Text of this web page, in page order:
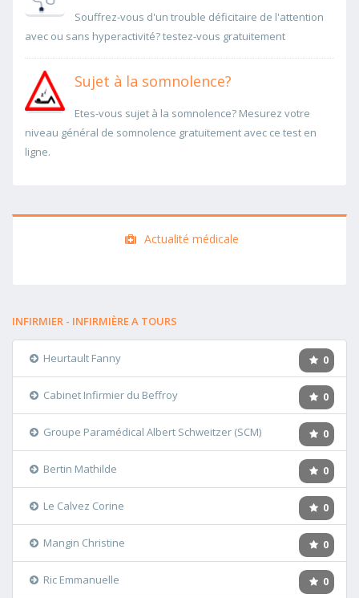
Souffrez-vous d'un trouble déficitaire de l'attention
avec ou sans hyperactivité? testez-vous gratuitement
Sujet à la somnolence?
Etes-vous sujet à la somnolence? Mesurez votre
niveau général de somnolence gratuitement avec ce test en
ligne.
Actualité médicale
INFIRMIER - INFIRMIÈRE A TOURS
0
Heurtault Fanny
0
Cabinet Infirmier du Beffroy
0
Groupe Paramédical Albert Schweitzer (SCM)
0
Bertin Mathilde
0
Le Calvez Corine
0
Mangin Christine
0
Ric Emmanuelle